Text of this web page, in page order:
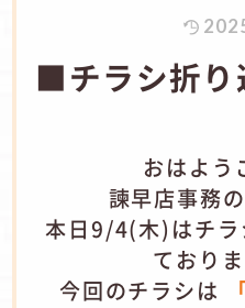
■チラシ折
おはよう
諫早店事務
本日9/4(木)はチラ
ており
今回のチラシは